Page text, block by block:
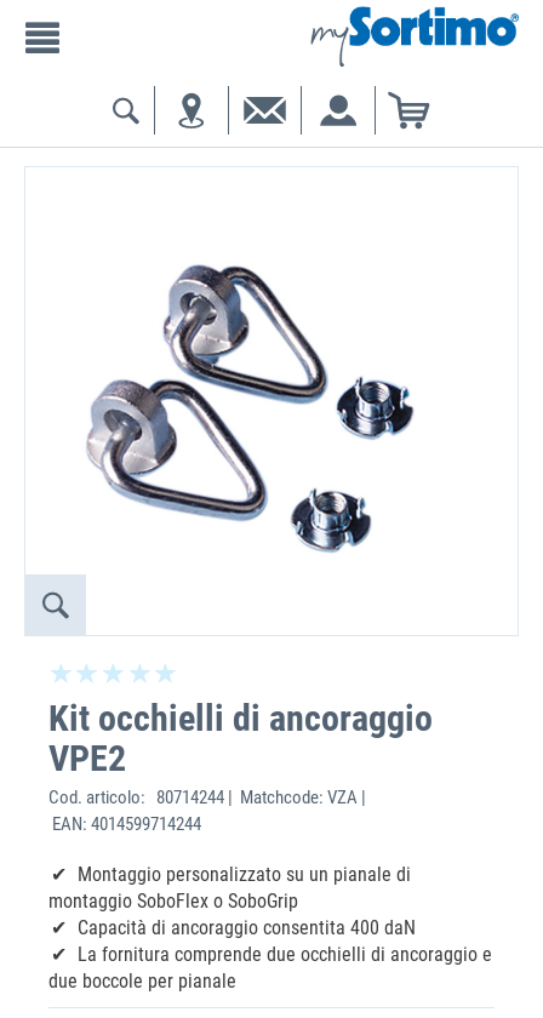
Kit occhielli di ancoraggio
VPE2
Cod. articolo:
80714244 | Matchcode: VZA |
EAN: 4014599714244
Montaggio personalizzato su un pianale di
montaggio SoboFlex o SoboGrip
Capacità di ancoraggio consentita 400 daN
La fornitura comprende due occhielli di ancoraggio e
due boccole per pianale